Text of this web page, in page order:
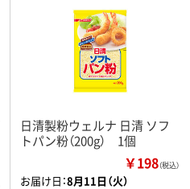
日清製粉ウェルナ 日清 ソフ
トパン粉（200g） 1個
￥198（税込）
お届け日：8月11日（火）